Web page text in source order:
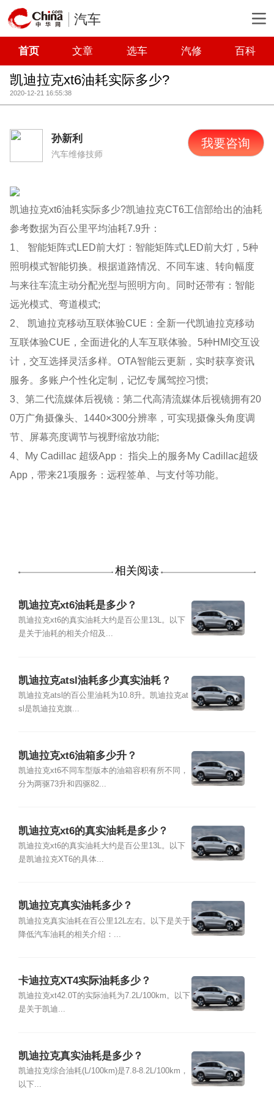
汽车
首页 文章 选车 汽修 百科
凯迪拉克xt6油耗实际多少?
2020-12-21 16:55:38
孙新利
汽车维修技师
我要咨询
凯迪拉克xt6油耗实际多少?凯迪拉克CT6工信部给出的油耗
参考数据为百公里平均油耗7.9升：
1、 智能矩阵式LED前大灯：智能矩阵式LED前大灯，5种
照明模式智能切换。根据道路情况、不同车速、转向幅度
与来往车流主动分配光型与照明方向。同时还带有：智能
远光模式、弯道模式;
2、 凯迪拉克移动互联体验CUE：全新一代凯迪拉克移动
互联体验CUE，全面进化的人车互联体验。5种HMI交互设
计，交互选择灵活多样。OTA智能云更新，实时获享资讯
服务。多账户个性化定制，记忆专属驾控习惯;
3、第二代流媒体后视镜：第二代高清流媒体后视镜拥有20
0万广角摄像头、1440×300分辨率，可实现摄像头角度调
节、屏幕亮度调节与视野缩放功能;
4、My Cadillac 超级App： 指尖上的服务My Cadillac超级
App，带来21项服务：远程签单、与支付等功能。
相关阅读
凯迪拉克xt6油耗是多少？
凯迪拉克xt6的真实油耗大约是百公里13L。以下
是关于油耗的相关介绍及...
凯迪拉克atsl油耗多少真实油耗？
凯迪拉克atsl的百公里油耗为10.8升。凯迪拉克at
sl是凯迪拉克旗...
凯迪拉克xt6油箱多少升？
凯迪拉克xt6不同车型版本的油箱容积有所不同，
分为两驱73升和四驱82...
凯迪拉克xt6的真实油耗是多少？
凯迪拉克xt6的真实油耗大约是百公里13L。以下
是凯迪拉克XT6的具体...
凯迪拉克真实油耗多少？
凯迪拉克真实油耗在百公里12L左右。以下是关于
降低汽车油耗的相关介绍：...
卡迪拉克XT4实际油耗多少？
凯迪拉克xt42.0T的实际油耗为7.2L/100km。以下
是关于凯迪...
凯迪拉克真实油耗是多少？
凯迪拉克综合油耗(L/100km)是7.8-8.2L/100km，
以下...